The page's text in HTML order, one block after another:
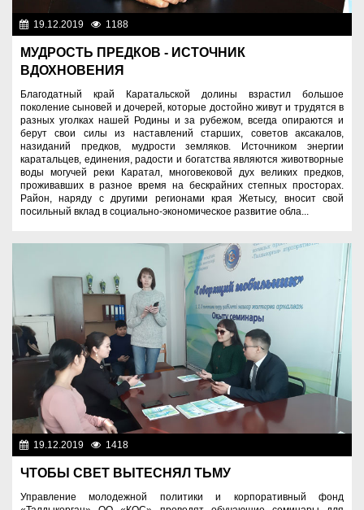
19.12.2019 1188
МУДРОСТЬ ПРЕДКОВ - ИСТОЧНИК
ВДОХНОВЕНИЯ
Благодатный край Каратальской долины взрастил большое
поколение сыновей и дочерей, которые достойно живут и трудятся в
разных уголках нашей Родины и за рубежом, всегда опираются и
берут свои силы из наставлений старших, советов аксакалов,
назиданий предков, мудрости земляков. Источником энергии
каратальцев, единения, радости и богатства являются животворные
воды могучей реки Каратал, многовековой дух великих предков,
проживавших в разное время на бескрайних степных просторах.
Район, наряду с другими регионами края Жетысу, вносит свой
посильный вклад в социально-экономическое развитие обла...
19.12.2019 1418
ЧТОБЫ СВЕТ ВЫТЕСНЯЛ ТЬМУ
Управление молодежной политики и корпоративный фонд